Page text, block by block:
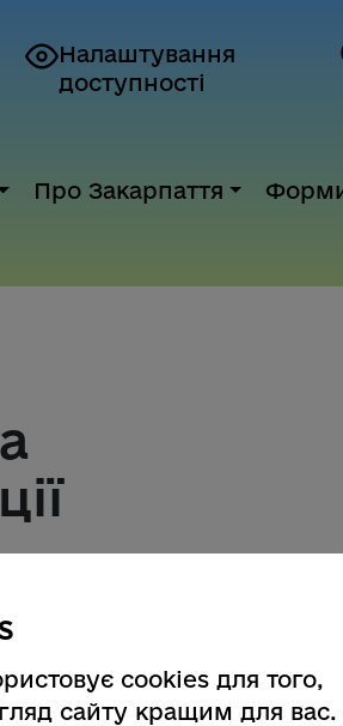
Налаштування
доступності
Про Закарпаття
cookies для того,
сайту кращим для вас.